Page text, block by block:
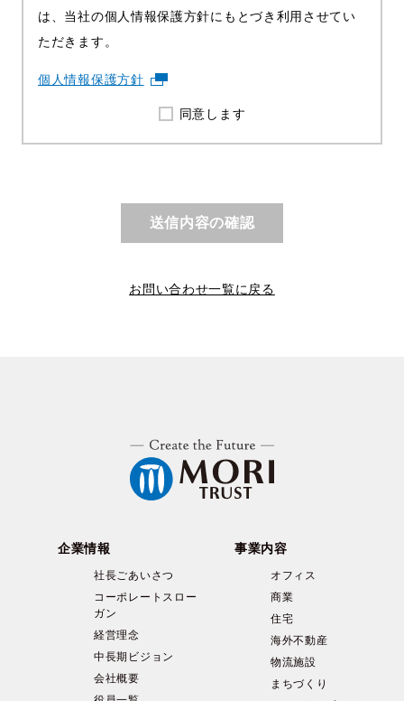
は、 当社の個人情報保護方針にもとづき利用させてい
ただきます。
個人情報保護方針
同意します
送信内容の確認
お問い合わせ一覧に戻る
企業情報
社長ごあいさつ
コーポレートスロー
ガン
経営理念
中長期ビジョン
会社概要
事業内容
オフィス
商業
住宅
海外不動産
物流施設
まちづくり